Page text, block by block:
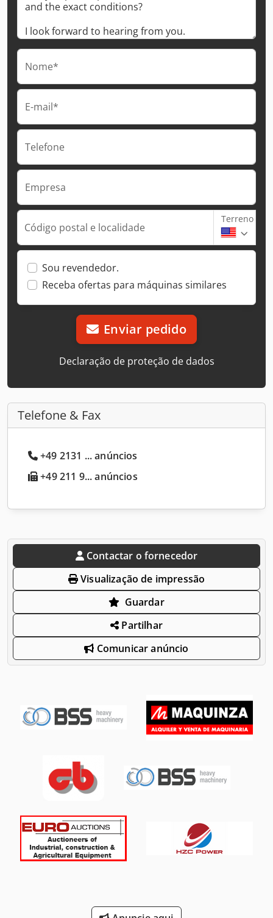
Nome*
E-mail*
Telefone
Empresa
Código postal e localidade
Terreno
Sou revendedor.
Receba ofertas para máquinas similares
Enviar pedido
Declaração de proteção de dados
Telefone & Fax
+49 2131 ... anúncios
+49 211 9... anúncios
Contactar o fornecedor
Visualização de impressão
Guardar
Partilhar
Comunicar anúncio